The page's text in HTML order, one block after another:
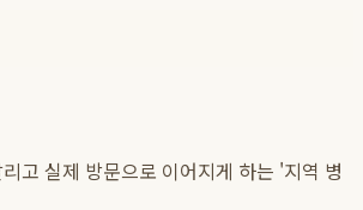
고 실제 방문으로 이어지게 하는 '지역 병